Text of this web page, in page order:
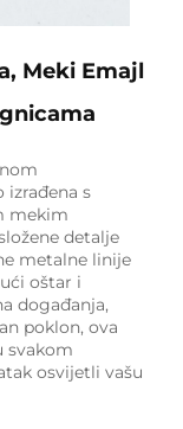
Meki Emajl
izrađena s
mekim
detalje
metalne linije
oštar i
događanja,
poklon, ova
svakom
osvijetli vašu